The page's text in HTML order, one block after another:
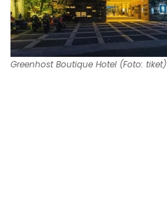
Greenhost Boutique Hotel (Foto: tiket)